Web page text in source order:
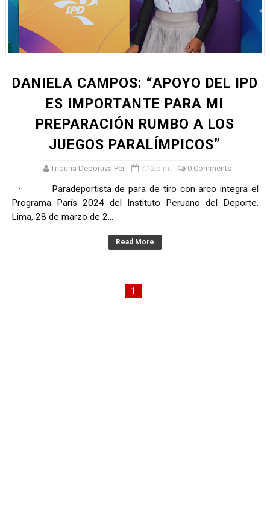
TODO O NADA: LA GRAN FINAL DEL RONEX 2025 SERÁ
André Martínez gana el Rally de la Primavera del Rally
CLASIFICACIÓN AL MUNDIAL U20 Y NUEVO RÉCORD
HEILBRUNN, DREYFUSS, VALTAYO, MONTES, CASTRO
DANIELA CAMPOS: “APOYO DEL IPD
ES IMPORTANTE PARA MI
PREPARACIÓN RUMBO A LOS
JUEGOS PARALÍMPICOS”
Tribuna Deportiva Per 7:12 p.m. 0 Comments
· Paradeportista de para de tiro con arco integra el
Programa París 2024 del Instituto Peruano del Deporte.
Lima, 28 de marzo de 2...
Read More
1